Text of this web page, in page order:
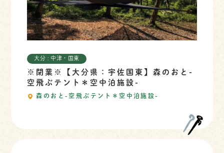
大分 : 中津・国東
※閉業※【大分県：宇佐国東】森のおと-
空飛ぶテント＊空中泊施設-
森のおと-空飛ぶテント＊空中泊施設-